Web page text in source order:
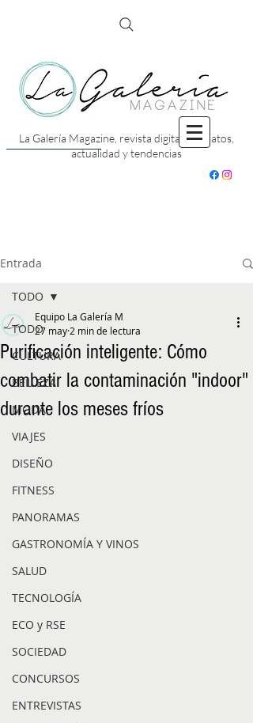
La Galería Magazine, revista digital con datos,
actualidad y tendencias
Entrada
TODO
CULTURA
BELLEZA
MODA
VIAJES
DISEÑO
FITNESS
PANORAMAS
GASTRONOMÍA Y VINOS
SALUD
TECNOLOGÍA
ECO y RSE
SOCIEDAD
CONCURSOS
ENTREVISTAS
TODO
Purificación inteligente: Cómo
combatir la contaminación "indoor"
durante los meses fríos
Equipo La Galería M
27 may 2 min de lectura